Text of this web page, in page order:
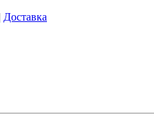
Доставка